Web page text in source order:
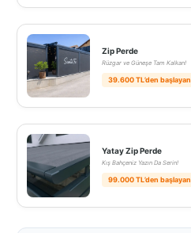
Zip Perde
Rüzgar ve Güneşe Tam Kalkan!
39.600 TL’den başlayan
Yatay Zip Perde
Kış Bahçeniz Yazın Da Serin!
99.000 TL’den başlayan